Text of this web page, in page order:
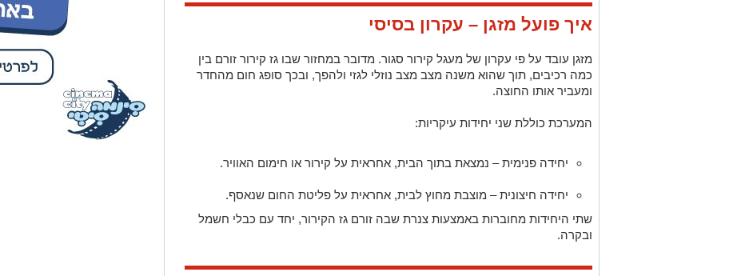
איך פועל מזגן – עקרון בסיסי
מזגן עובד על פי עקרון של מעגל קירור סגור. מדובר במחזור שבו גז קירור זורם בין
כמה רכיבים, תוך שהוא משנה מצב מצב נוזלי לגזי ולהפך, ובכך סופג חום מהחדר
ומעביר אותו החוצה.
המערכת כוללת שני יחידות עיקריות:
יחידה פנימית– נמצאת בתוך הבית, אחראית על קירור או חימום האוויר.
יחידה חיצונית– מוצבת מחוץ לבית, אחראית על פליטת החום שנאסף.
שתי היחידות מחוברות באמצעות צנרת שבה זורם גז הקירור, יחד עם כבלי חשמל
ובקרה.